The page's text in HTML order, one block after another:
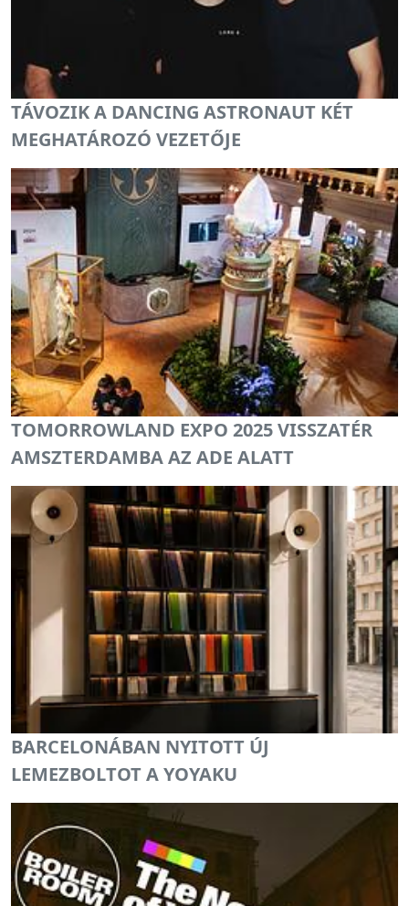
TÁVOZIK A DANCING ASTRONAUT KÉT
MEGHATÁROZÓ VEZETŐJE
TOMORROWLAND EXPO 2025 VISSZATÉR
AMSZTERDAMBA AZ ADE ALATT
BARCELONÁBAN NYITOTT ÚJ
LEMEZBOLTOT A YOYAKU